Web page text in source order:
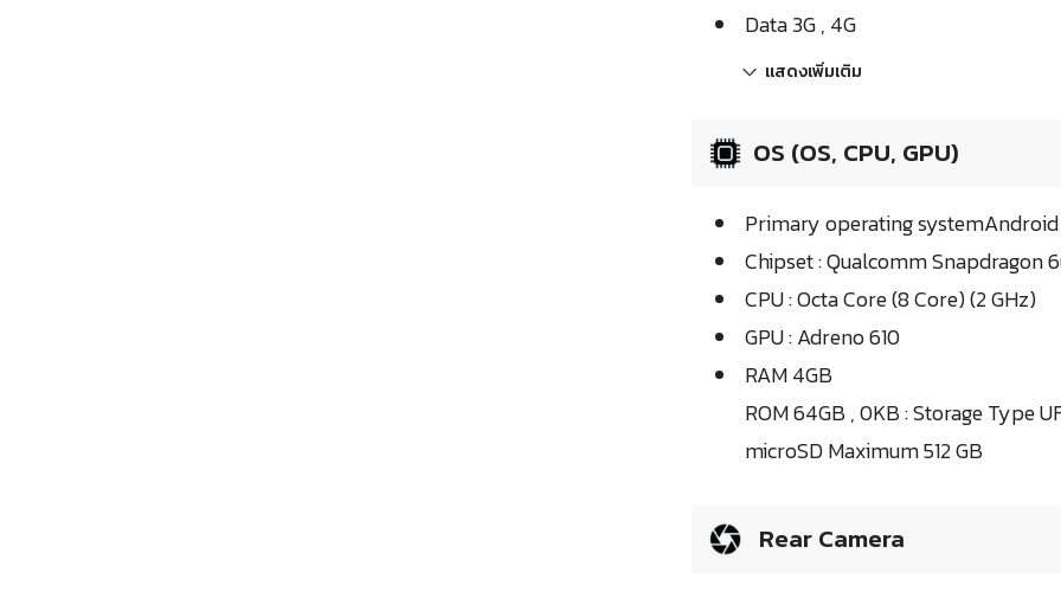
Data 3G , 4G
แสดงเพิ่มเติม
OS (OS, CPU, GPU)
Primary operating systemAndroid
Chipset : Qualcomm Snapdragon
CPU : Octa Core (8 Core) (2 GHz)
GPU : Adreno 610
RAM 4GB
ROM 64GB , 0KB : Storage Type
microSD Maximum 512 GB
Rear Camera